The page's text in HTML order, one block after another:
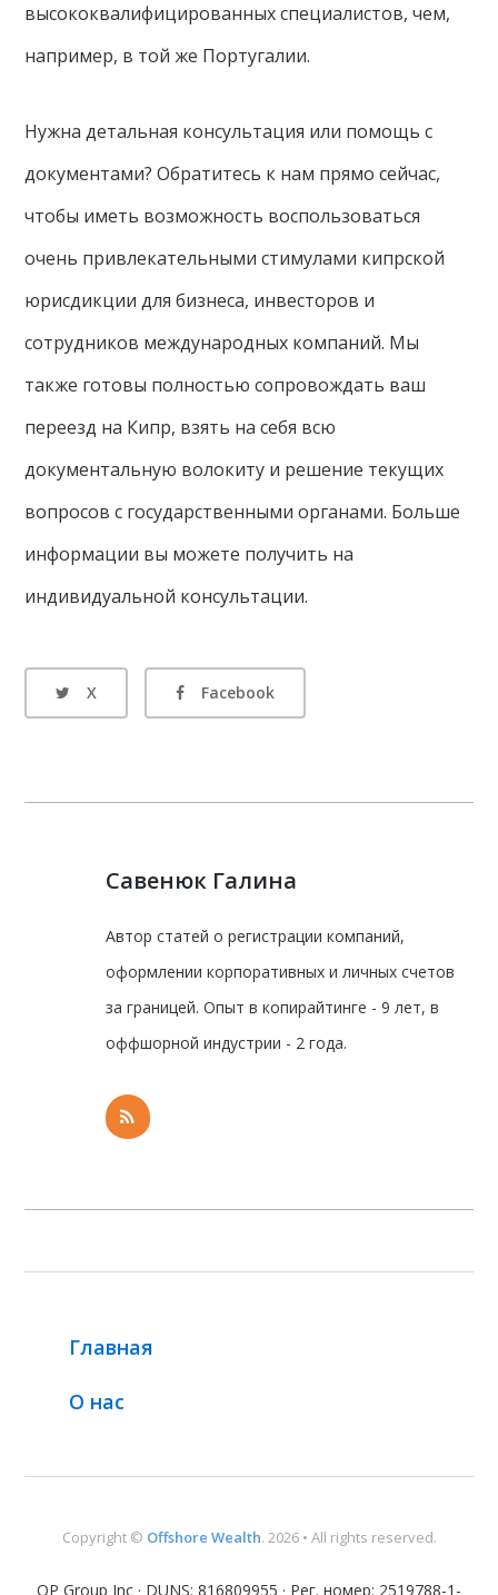
высококвалифицированных специалистов, чем,
например, в той же Португалии.
Нужна детальная консультация или помощь с
документами? Обратитесь к нам прямо сейчас,
чтобы иметь возможность воспользоваться
очень привлекательными стимулами кипрской
юрисдикции для бизнеса, инвесторов и
сотрудников международных компаний. Мы
также готовы полностью сопровождать ваш
переезд на Кипр, взять на себя всю
документальную волокиту и решение текущих
вопросов с государственными органами. Больше
информации вы можете получить на
индивидуальной консультации.
X Facebook
Савенюк Галина
Автор статей о регистрации компаний,
оформлении корпоративных и личных счетов
за границей. Опыт в копирайтинге - 9 лет, в
оффшорной индустрии - 2 года.
Главная
О нас
Copyright © Offshore Wealth. 2026 • All rights reserved.
OP Group Inc · DUNS: 816809955 · Рег. номер: 2519788-1-